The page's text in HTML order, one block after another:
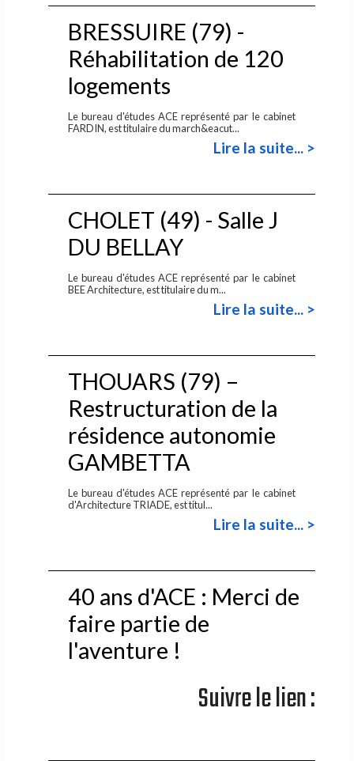
BRESSUIRE (79) -
Réhabilitation de 120
logements
Le bureau d'études ACE représenté par le cabinet
FARDIN, est titulaire du march&eacut...
Lire la suite... >
CHOLET (49) - Salle J
DU BELLAY
Le bureau d'études ACE représenté par le cabinet
BEE Architecture, est titulaire du m...
Lire la suite... >
THOUARS (79) –
Restructuration de la
résidence autonomie
GAMBETTA
Le bureau d'études ACE représenté par le cabinet
d'Architecture TRIADE, est titul...
Lire la suite... >
40 ans d'ACE : Merci de
faire partie de
l'aventure !
Suivre le lien :